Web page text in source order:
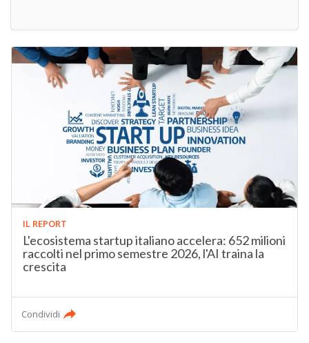
IL REPORT
L'ecosistema startup italiano accelera: 652 milioni
raccolti nel primo semestre 2026, l'AI traina la
crescita
Condividi